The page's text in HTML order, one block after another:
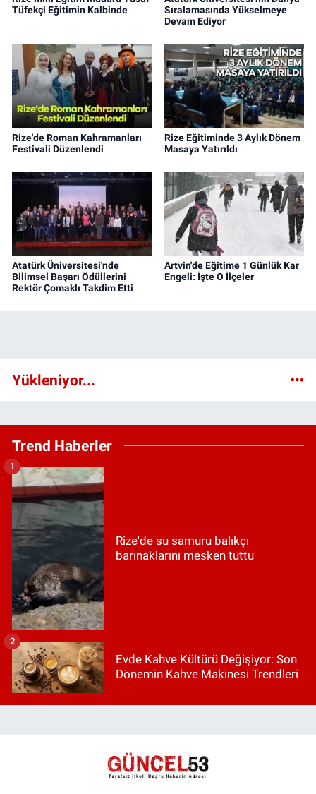
Tüfekçi Eğitimin Kalbinde
Sıralamasında Yükselmeye
Devam Ediyor
Rize'de Roman Kahramanları
Festivali Düzenlendi
Rize Eğitiminde 3 Aylık Dönem
Masaya Yatırıldı
Atatürk Üniversitesi'nde
Bilimsel Başarı Ödüllerini
Rektör Çomaklı Takdim Etti
Artvin'de Eğitime 1 Günlük Kar
Engeli: İşte O İlçeler
Yükleniyor...
Trend Haberler
Rize'de su samuru balıkçı
barınaklarını mesken tuttu
1
Evde Kahve Kültürü Değişiyor: Son
Dönemin Kahve Makinesi Trendleri
2